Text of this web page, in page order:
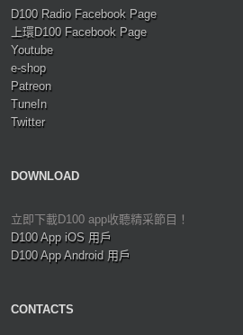
D100 Radio Facebook Page
上環D100 Facebook Page
Youtube
e-shop
Patreon
TuneIn
Twitter
DOWNLOAD
立即下載D100 app收聽精采節目！
D100 App iOS 用戶
D100 App Android 用戶
CONTACTS